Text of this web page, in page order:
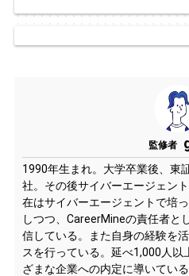
監修者
1990年生まれ。大学卒業後、東
社。その後サイバーエージェン
在はサイバーエージェントで培
しつつ、CareerMineの責任者と
信している。また自身の経験を
スを行っている。延べ1,000人以
ざまな企業への内定に導いている